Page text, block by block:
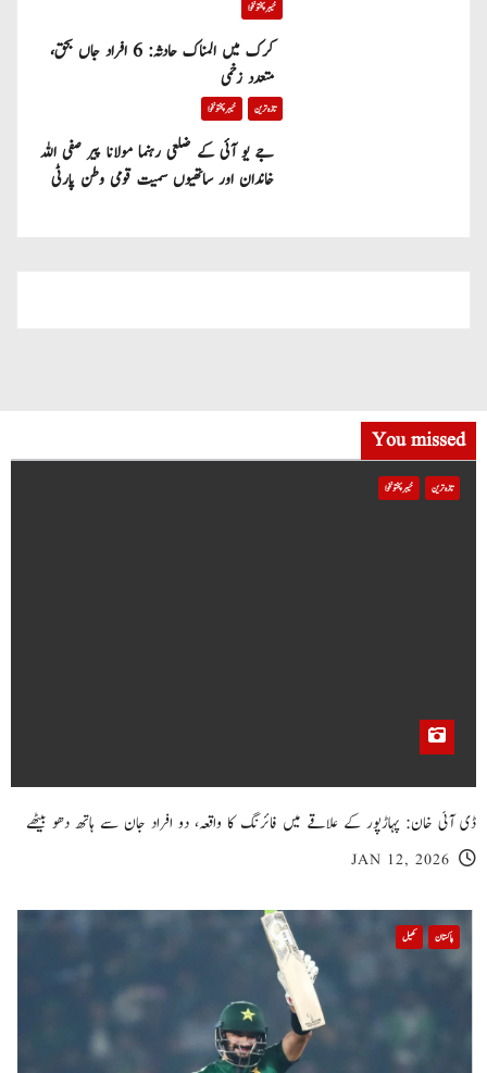
خیبر پختونخوا
کرک میں المناک حادثہ: 6 افراد جاں بحق،
متعدد زخمی
تازہ ترین خیبر پختونخوا
جے یو آئی کے ضلعی رہنما مولانا پیر صفی اللہ
خاندان اور ساتھیوں سمیت قومی وطن پارٹی
You missed
تازہ ترین خیبر پختونخوا
ڈی آئی خان: پہاڑپور کے علاقے میں فائرنگ کا واقعہ، دو افراد جان سے ہاتھ دھو بیٹھے
JAN 12, 2026
پاکستان کھیل